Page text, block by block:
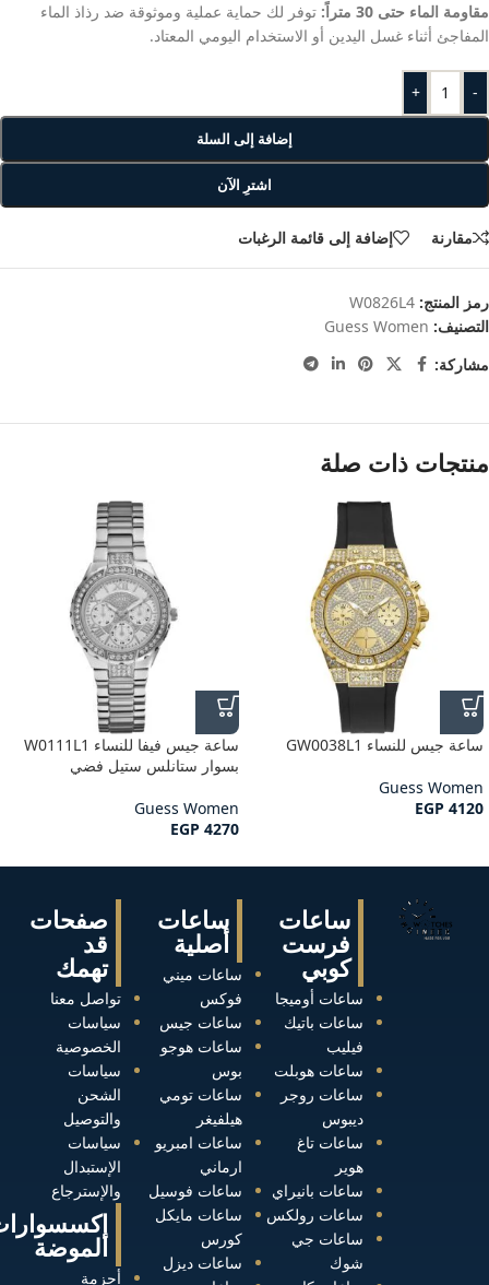
مقاومة الماء حتى 30 متراً:
توفر لك حماية عملية وموثوقة ضد رذاذ الماء
المفاجئ أثناء غسل اليدين أو الاستخدام اليومي المعتاد.
-
+
إضافة إلى السلة
اشترِ الآن
مقارنة إضافة إلى قائمة الرغبات
رمز المنتج: W0826L4
التصنيف: Guess Women
مشاركة:
منتجات ذات صلة
ساعة جيس للنساء GW0038L1
Guess Women
EGP 4120
ساعة جيس فيفا للنساء W0111L1
بسوار ستانلس ستيل فضي
Guess Women
EGP 4270
صفحات
قد
تهمك
تواصل معنا
سياسات
الخصوصية
سياسات
الشحن
والتوصيل
سياسات
الإستبدال
والإسترجاع
الموضة
أحزمة
ساعات
أصلية
ساعات ميني
فوكس
ساعات جيس
ساعات هوجو
بوس
ساعات تومي
هيلفيغر
ساعات امبريو
ارماني
ساعات فوسيل
ساعات مايكل
كورس
ساعات ديزل
ساعات
فرست
كوبي
ساعات أوميجا
ساعات باتيك
فيليب
ساعات هوبلت
ساعات روجر
ديبوس
ساعات تاغ
هوير
ساعات بانيراي
ساعات رولكس
ساعات جي
شوك